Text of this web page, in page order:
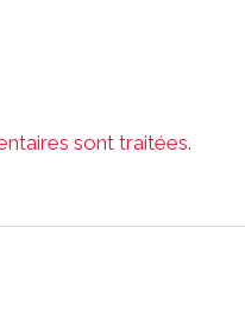
sont traitées.